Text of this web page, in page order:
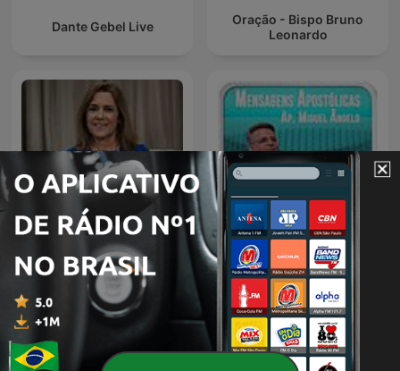
Dante Gebel Live
Oração - Bispo Bruno
Leonardo
Autoconsciente Podcast |
Vida interior
Igreja Evangélica Cristo
Vive - Ap. Miguel Ângelo